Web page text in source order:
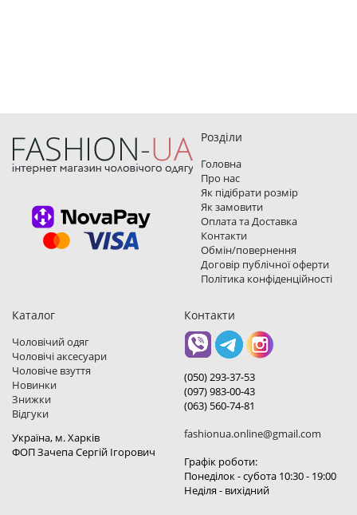
Розділи
Головна
Про нас
Як підібрати розмір
Як замовити
Оплата та Доставка
Контакти
Обмін/повернення
Договір публічної оферти
Політика конфіденційності
Каталог
Чоловічий одяг
Чоловічі аксесуари
Чоловіче взуття
Новинки
Знижки
Відгуки
Україна, м. Харкiв
ФОП Зачепа Сергій Ігорович
Контакти
(050) 293-37-53
(097) 983-00-43
(063) 560-74-81
fashionua.online@gmail.com
Графік роботи:
Понеділок - субота 10:30 - 19:00
Неділя - вихідний